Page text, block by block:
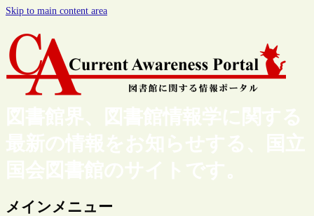
Skip to main content area
図書館界、図書館情報学に関する
最新の情報をお知らせする、国立
国会図書館のサイトです。
メインメニュー